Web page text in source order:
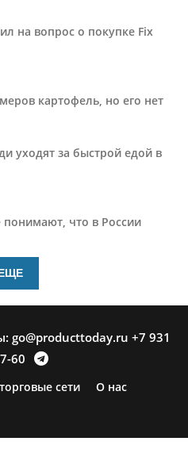
на вопрос о покупке Fix
картофель, но его нет
уходят за быстрой едой в
понимают, что в России
go@producttoday.ru +7 931
60
сети
О нас